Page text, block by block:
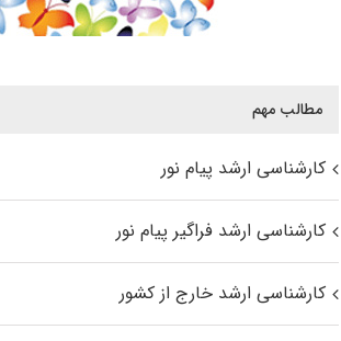
مطالب مهم
کارشناسی ارشد پیام نور
کارشناسی ارشد فراگیر پیام نور
کارشناسی ارشد خارج از کشور